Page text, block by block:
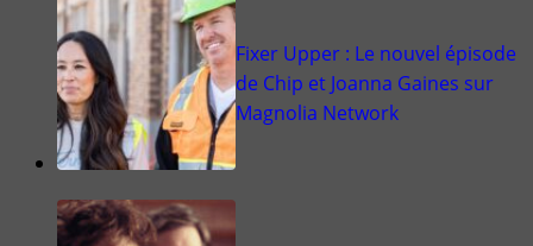
Fixer Upper : Le nouvel épisode
de Chip et Joanna Gaines sur
Magnolia Network